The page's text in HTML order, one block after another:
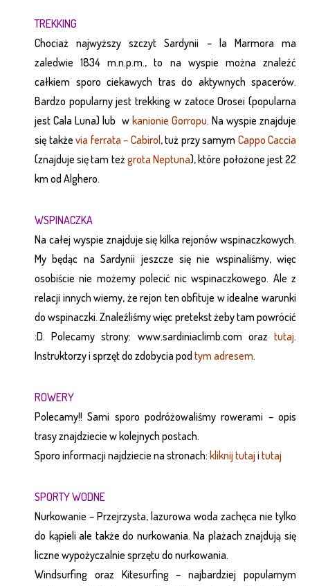
TREKKING
Chociaż najwyższy szczyt Sardynii – la Marmora ma
zaledwie 1834 m.n.p.m., to na wyspie można znaleźć
całkiem sporo ciekawych tras do aktywnych spacerów.
Bardzo popularny jest trekking w zatoce Orosei (popularna
jest Cala Luna) lub w kanionie Gorropu. Na wyspie znajduje
się także via ferrata – Cabirol, tuż przy samym Cappo Caccia
(znajduje się tam teżgrota Neptuna), które położone jest 22
km od Alghero.
WSPINACZKA
Na całej wyspie znajduje się kilka rejonów wspinaczkowych.
My będąc na Sardynii jeszcze się nie wspinaliśmy, więc
osobiście nie możemy polecić nic wspinaczkowego. Ale z
relacji innych wiemy, że rejon ten obfituje w idealne warunki
do wspinaczki. Znaleźliśmy więc pretekst żeby tam powrócić
:D. Polecamy strony: www.sardiniaclimb.com oraztutaj.
Instruktorzy i sprzęt do zdobycia pod tym adresem.
ROWERY
Polecamy!! Sami sporo podróżowaliśmy rowerami – opis
trasy znajdziecie w kolejnych postach.
Sporo informacji najdziecie na stronach: kliknij tutaj i tutaj
SPORTY WODNE
Nurkowanie – Przejrzysta, lazurowa woda zachęca nie tylko
do kąpieli ale także do nurkowania. Na plażach znajdują się
liczne wypożyczalnie sprzętu do nurkowania.
Windsurfing oraz Kitesurfing – najbardziej popularnym